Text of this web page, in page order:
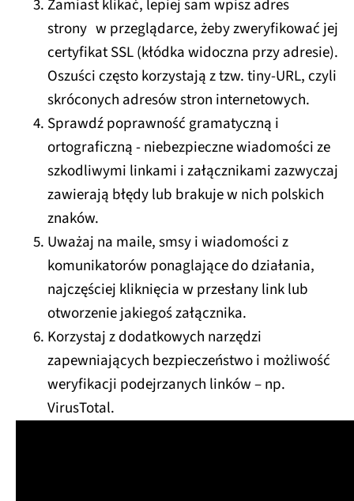
Zamiast klikać, lepiej sam wpisz adres
strony w przeglądarce, żeby zweryfikować jej
certyfikat SSL (kłódka widoczna przy adresie).
Oszuści często korzystają z tzw. tiny-URL, czyli
skróconych adresów stron internetowych.
Sprawdź poprawność gramatyczną i
ortograficzną - niebezpieczne wiadomości ze
szkodliwymi linkami i załącznikami zazwyczaj
zawierają błędy lub brakuje w nich polskich
znaków.
Uważaj na maile, smsy i wiadomości z
komunikatorów ponaglające do działania,
najczęściej kliknięcia w przesłany link lub
otworzenie jakiegoś załącznika.
Korzystaj z dodatkowych narzędzi
zapewniających bezpieczeństwo i możliwość
weryfikacji podejrzanych linków – np.
VirusTotal.